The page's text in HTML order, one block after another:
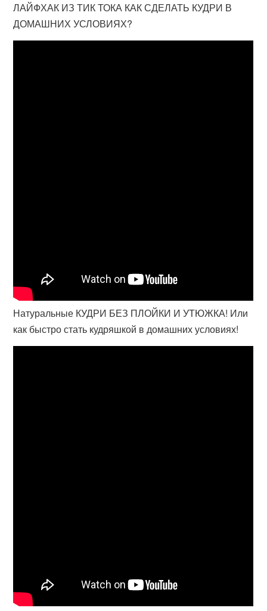
ЛАЙФХАК ИЗ ТИК ТОКА КАК СДЕЛАТЬ КУДРИ В
ДОМАШНИХ УСЛОВИЯХ?
Натуральные КУДРИ БЕЗ ПЛОЙКИ И УТЮЖКА! Или
как быстро стать кудряшкой в домашних условиях!